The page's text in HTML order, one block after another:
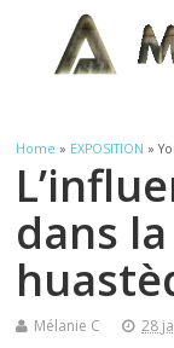
Home » EXPOSITION »
dans
Mélanie C 28